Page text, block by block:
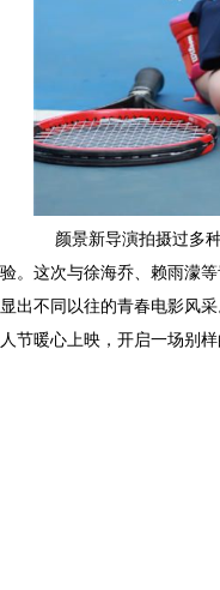
颜景新导演拍摄过多
验。这次与徐海乔、赖雨濛
显出不同以往的青春电影风
人节暖心上映，开启一场别样